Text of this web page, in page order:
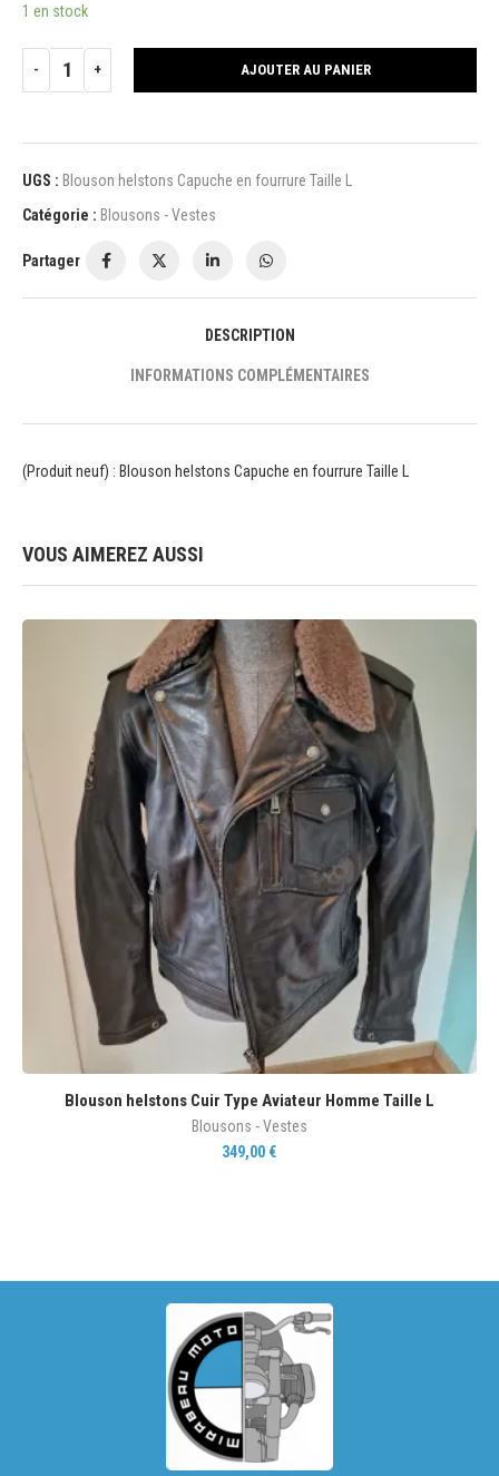
1 en stock
AJOUTER AU PANIER
UGS : Blouson helstons Capuche en fourrure Taille L
Catégorie : Blousons - Vestes
Partager
DESCRIPTION
INFORMATIONS COMPLÉMENTAIRES
(Produit neuf) : Blouson helstons Capuche en fourrure Taille L
VOUS AIMEREZ AUSSI
Blouson helstons Cuir Type Aviateur Homme Taille L
Blousons - Vestes
349,00 €